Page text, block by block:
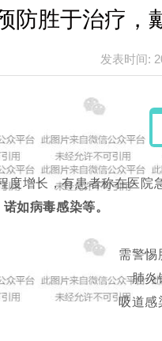
防胜于治疗，
发表时间:
度增长，有患者称在医院
如病毒感染等。
需警惕
肺炎
吸道感